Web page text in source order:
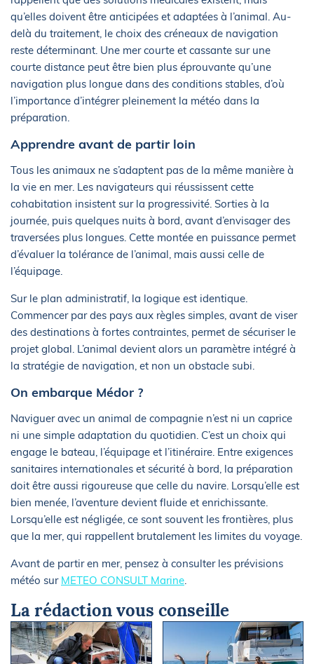
qu’elles doivent être anticipées et adaptées à l’animal. Au-
delà du traitement, le choix des créneaux de navigation
reste déterminant. Une mer courte et cassante sur une
courte distance peut être bien plus éprouvante qu’une
navigation plus longue dans des conditions stables, d’où
l’importance d’intégrer pleinement la météo dans la
préparation.
Apprendre avant de partir loin
Tous les animaux ne s’adaptent pas de la même manière à
la vie en mer. Les navigateurs qui réussissent cette
cohabitation insistent sur la progressivité. Sorties à la
journée, puis quelques nuits à bord, avant d’envisager des
traversées plus longues. Cette montée en puissance permet
d’évaluer la tolérance de l’animal, mais aussi celle de
l’équipage.
Sur le plan administratif, la logique est identique.
Commencer par des pays aux règles simples, avant de viser
des destinations à fortes contraintes, permet de sécuriser le
projet global. L’animal devient alors un paramètre intégré à
la stratégie de navigation, et non un obstacle subi.
On embarque Médor ?
Naviguer avec un animal de compagnie n’est ni un caprice
ni une simple adaptation du quotidien. C’est un choix qui
engage le bateau, l’équipage et l’itinéraire. Entre exigences
sanitaires internationales et sécurité à bord, la préparation
doit être aussi rigoureuse que celle du navire. Lorsqu’elle est
bien menée, l’aventure devient fluide et enrichissante.
Lorsqu’elle est négligée, ce sont souvent les frontières, plus
que la mer, qui rappellent brutalement les limites du voyage.
Avant de partir en mer, pensez à consulter les prévisions
météo sur METEO CONSULT Marine.
La rédaction vous conseille